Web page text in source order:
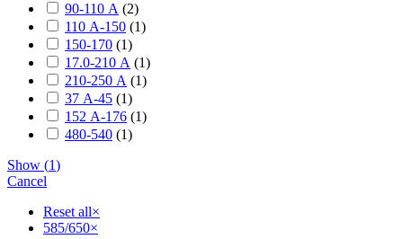
90-110 А (2)
110 А-150 (1)
150-170 (1)
17.0-210 А (1)
210-250 А (1)
37 А-45 (1)
152 А-176 (1)
480-540 (1)
Show (1)
Cancel
Reset all×
585/650×